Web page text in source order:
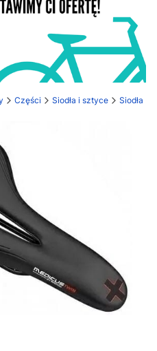
Części Siodła i sztyce Siodła